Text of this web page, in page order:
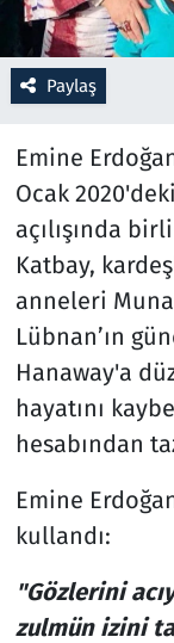
Paylaş
Emine
Ocak
açılışında
Katbay,
anneleri
Lübnan’ın
Hanaway'a
hayatını
hesabından
Emine
kullandı:
"Gözlerini
zulmün izini
Sağlık
Savunma
Spor
Teknoloji
Televizyon